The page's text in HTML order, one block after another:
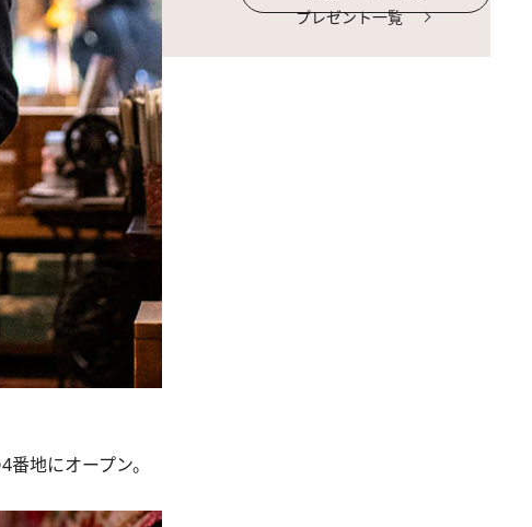
地にオープン。
プレゼント一覧